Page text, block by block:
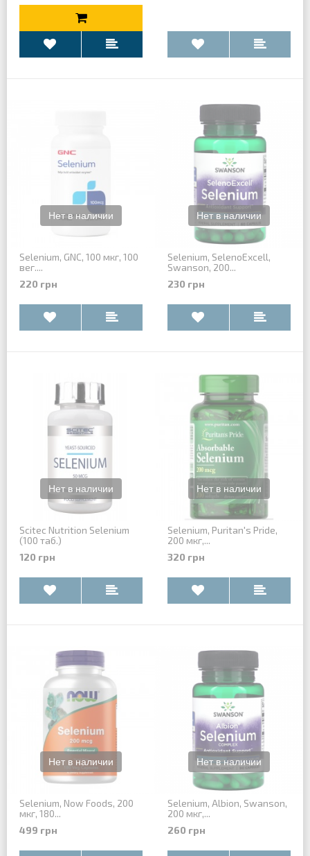
Selenium, GNC, 100 мкг, 100
вег....
220 грн
Selenium, SelenoExcell,
Swanson, 200...
230 грн
Scitec Nutrition Selenium
(100 таб.)
120 грн
Selenium, Puritan's Pride,
200 мкг,...
320 грн
Selenium, Now Foods, 200
мкг, 180...
499 грн
Selenium, Albion, Swanson,
200 мкг,...
260 грн